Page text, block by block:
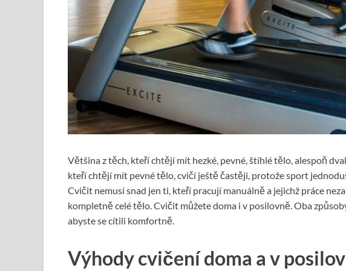
Většina z těch, kteří chtějí mít hezké, pevné, štíhlé tělo, alespoň
kteří chtějí mít pevné tělo, cvičí ještě častěji, protože sport
Cvičit nemusí snad jen ti, kteří pracují manuálně a jejichž práce
kompletně celé tělo. Cvičit můžete doma i v posilovně. Oba
abyste se cítili komfortně.
Výhody cvičení doma a v